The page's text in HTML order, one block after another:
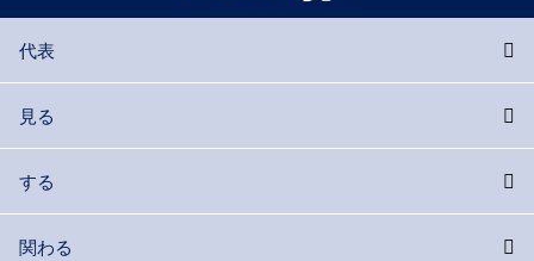
代表
見る
する
関わる